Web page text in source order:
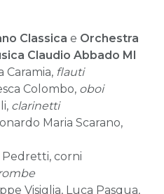
Classica e Orchestra
Claudio Abbado MI
Caramia, flauti
Colombo, oboi
clarinetti
Maria Scarano,
corni
Visiglia, Luca Pasqua,